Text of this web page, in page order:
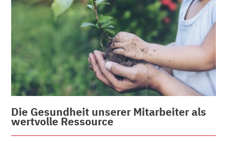
Die Gesundheit unserer Mitarbeiter als
wertvolle Ressource